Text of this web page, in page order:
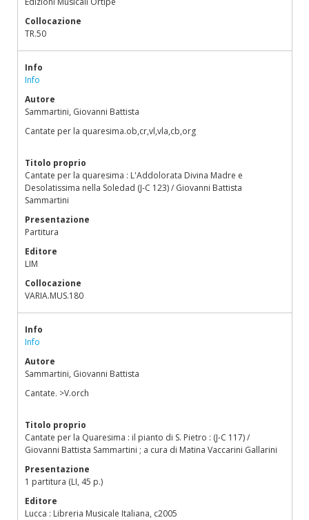
Collocazione
TR.50
Info
Info
Autore
Sammartini, Giovanni Battista
Cantate per la quaresima.ob,cr,vl,vla,cb,org
Titolo proprio
Cantate per la quaresima : L'Addolorata Divina Madre e
Desolatissima nella Soledad (J-C 123) / Giovanni Battista
Sammartini
Presentazione
Partitura
Editore
LIM
Collocazione
VARIA.MUS.180
Info
Info
Autore
Sammartini, Giovanni Battista
Cantate. >V.orch
Titolo proprio
Cantate per la Quaresima : il pianto di S. Pietro : (J-C 117) /
Giovanni Battista Sammartini ; a cura di Matina Vaccarini Gallarini
Presentazione
1 partitura (LI, 45 p.)
Editore
Lucca : Libreria Musicale Italiana, c2005